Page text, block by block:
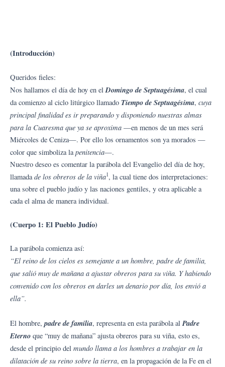
(Introducción)
Queridos fieles:
Nos hallamos el día de hoy en el Domingo de Septuagésima, el cual
da comienzo al ciclo litúrgico llamado Tiempo de Septuagésima, cuya
principal finalidad es ir preparando y disponiendo nuestras almas
para la Cuaresma que ya se aproxima —en menos de un mes será
Miércoles de Ceniza—. Por ello los ornamentos son ya morados —
color que simboliza la penitencia—.
Nuestro deseo es comentar la parábola del Evangelio del día de hoy,
llamada de los obreros de la viña1, la cual tiene dos interpretaciones:
una sobre el pueblo judío y las naciones gentiles, y otra aplicable a
cada el alma de manera individual.
(Cuerpo 1: El Pueblo Judío)
La parábola comienza así:
“El reino de los cielos es semejante a un hombre, padre de familia,
que salió muy de mañana a ajustar obreros para su viña. Y habiendo
convenido con los obreros en darles un denario por día, los envió a
ella”.
El hombre, padre de familia, representa en esta parábola al Padre
Eterno que “muy de mañana” ajusta obreros para su viña, esto es,
desde el principio del mundo llama a los hombres a trabajar en la
dilatación de su reino sobre la tierra, en la propagación de la Fe en el